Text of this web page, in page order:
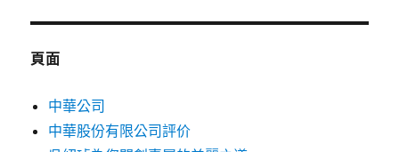
鍵
頁面
中華公司
中華股份有限公司評价